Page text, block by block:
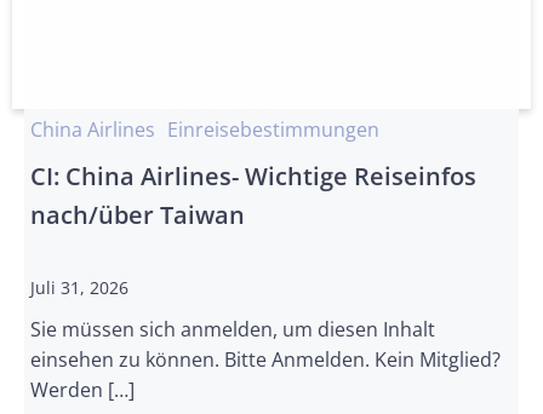
China Airlines Einreisebestimmungen
CI: China Airlines- Wichtige Reiseinfos
nach/über Taiwan
Juli 31, 2026
Sie müssen sich anmelden, um diesen Inhalt
einsehen zu können. Bitte Anmelden. Kein Mitglied?
Werden […]